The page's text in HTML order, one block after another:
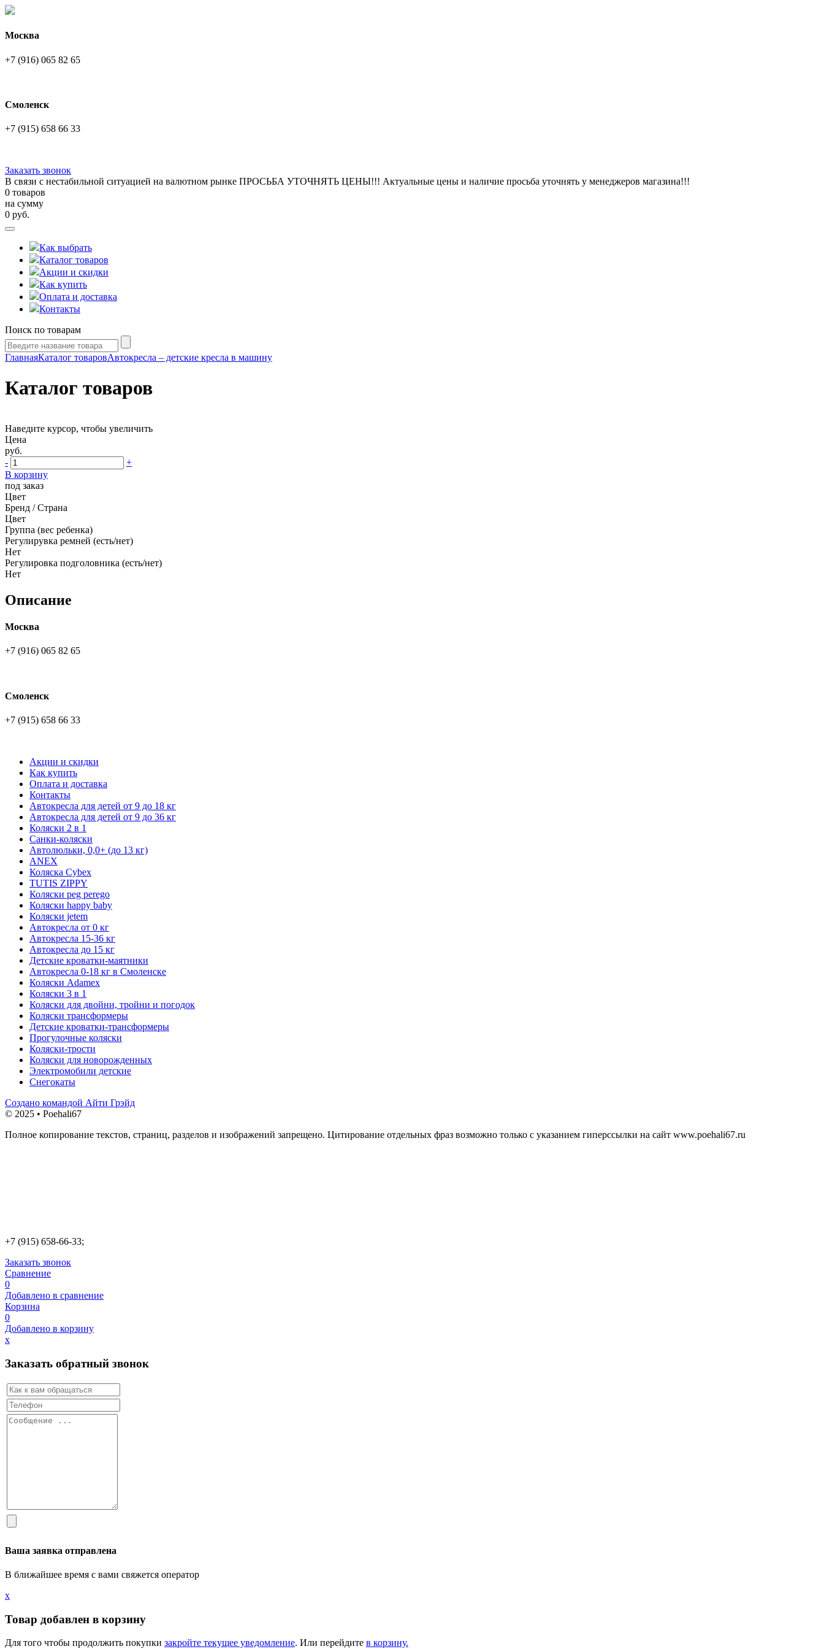
Москва
+7 (916) 065 82 65
Смоленск
+7 (915) 658 66 33
Заказать звонок
В связи с нестабильной ситуацией на валютном рынке ПРОСЬБА УТОЧНЯТЬ ЦЕНЫ!!! Актуальные цены и наличие просьба уточнять у менеджеров магазина!!!
0 товаров
на сумму
0 руб.
Как выбрать
Каталог товаров
Акции и скидки
Как купить
Оплата и доставка
Контакты
Поиск по товарам
ГлавнаяКаталог товаровАвтокресла – детские кресла в машину
Каталог товаров
Наведите курсор, чтобы увеличить
Цена
руб.
-
+
В корзину
под заказ
Цвет
Бренд / Страна
Цвет
Группа (вес ребенка)
Регулирувка ремней (есть/нет)
Нет
Регулировка подголовника (есть/нет)
Нет
Описание
Москва
+7 (916) 065 82 65
Смоленск
+7 (915) 658 66 33
Акции и скидки
Как купить
Оплата и доставка
Контакты
Автокресла для детей от 9 до 18 кг
Автокресла для детей от 9 до 36 кг
Коляски 2 в 1
Санки-коляски
Автолюльки, 0,0+ (до 13 кг)
ANEX
Коляска Cybex
TUTIS ZIPPY
Коляски peg perego
Коляски happy baby
Коляски jetem
Автокресла от 0 кг
Автокресла 15-36 кг
Автокресла до 15 кг
Детские кроватки-маятники
Автокресла 0-18 кг в Смоленске
Коляски Adamex
Коляски 3 в 1
Коляски для двойни, тройни и погодок
Коляски трансформеры
Детские кроватки-трансформеры
Прогулочные коляски
Коляски-трости
Коляски для новорожденных
Электромобили детские
Снегокаты
Создано командой Айти Грэйд
© 2025 • Poehali67
Полное копирование текстов, страниц, разделов и изображений запрещено. Цитирование отдельных фраз возможно только с указанием гиперссылки на сайт www.poehali67.ru
+7 (915) 658-66-33;
Заказать звонок
Сравнение
0
Добавлено в сравнение
Корзина
0
Добавлено в корзину
х
Заказать обратный звонок
Ваша заявка отправлена
В ближайшее время с вами свяжется оператор
х
Товар добавлен в корзину
Для того чтобы продолжить покупки закройте текущее уведомление. Или перейдите в корзину.